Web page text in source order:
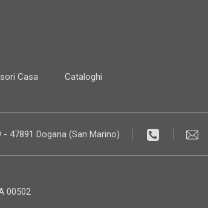
Casa Cataloghi
- 47891 Dogana (San Marino)
00502